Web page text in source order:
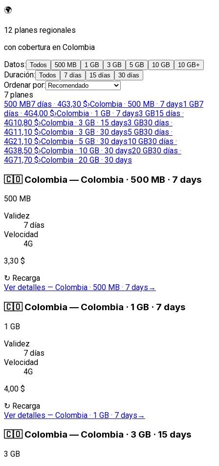
🌍
12 planes regionales
con cobertura en Colombia
Datos: Todos 500 MB 1 GB 3 GB 5 GB 10 GB 10 GB+
Duración: Todos 7 días 15 días 30 días
Ordenar por:
7 planes
500 MB7 días · 4G3,30 $›Colombia · 500 MB · 7 days1 GB7
días · 4G4,00 $›Colombia · 1 GB · 7 days3 GB15 días ·
4G10,80 $›Colombia · 3 GB · 15 days3 GB30 días ·
4G11,10 $›Colombia · 3 GB · 30 days5 GB30 días ·
4G21,10 $›Colombia · 5 GB · 30 days10 GB30 días ·
4G38,50 $›Colombia · 10 GB · 30 days20 GB30 días ·
4G71,70 $›Colombia · 20 GB · 30 days
🇨🇴 Colombia — Colombia · 500 MB · 7 days
500 MB
Validez
7 días
Velocidad
4G
3,30 $
↻ Recarga
Ver detalles — Colombia · 500 MB · 7 days →
🇨🇴 Colombia — Colombia · 1 GB · 7 days
1 GB
Validez
7 días
Velocidad
4G
4,00 $
↻ Recarga
Ver detalles — Colombia · 1 GB · 7 days →
🇨🇴 Colombia — Colombia · 3 GB · 15 days
3 GB